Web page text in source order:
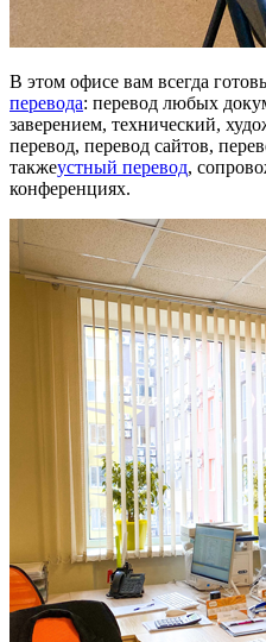
В этом офисе вам всегда
перевода: перевод любых
заверением, технический,
перевод, перевод сайтов,
такжеустный перевод,
конференциях.